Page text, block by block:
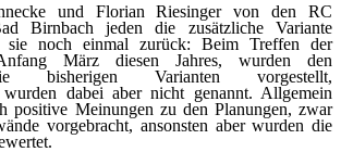
und Florian Riesinger von den RC
Birnbach jeden die zusätzliche Variante
sie noch einmal zurück: Beim Treffen der
Anfang März diesen Jahres, wurden den
bisherigen Varianten vorgestellt,
wurden dabei aber nicht genannt. Allgemein
positive Meinungen zu den Planungen, zwar
vorgebracht, ansonsten aber wurden die